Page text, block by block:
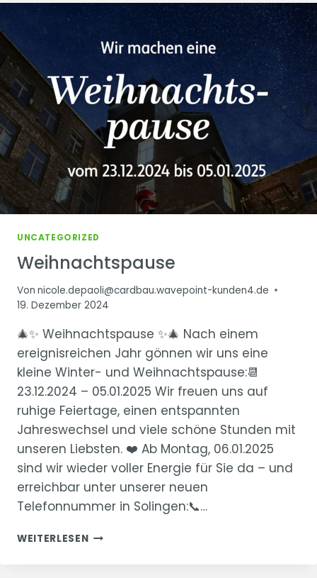
UNCATEGORIZED
Weihnachtspause
Von nicole.depaoli@cardbau.wavepoint-kunden4.de
19. Dezember 2024
🎄✨ Weihnachtspause ✨🎄 Nach einem
ereignisreichen Jahr gönnen wir uns eine
kleine Winter- und Weihnachtspause:📆
23.12.2024 – 05.01.2025 Wir freuen uns auf
ruhige Feiertage, einen entspannten
Jahreswechsel und viele schöne Stunden mit
unseren Liebsten. ❤️ Ab Montag, 06.01.2025
sind wir wieder voller Energie für Sie da – und
erreichbar unter unserer neuen
Telefonnummer in Solingen:📞…
WEITERLESENWEIHNACHTSPAUSE